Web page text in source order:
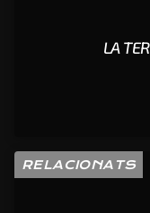
LA
RELACIONATS